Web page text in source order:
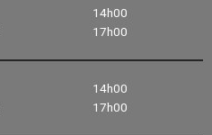
14h00
17h00
14h00
17h00